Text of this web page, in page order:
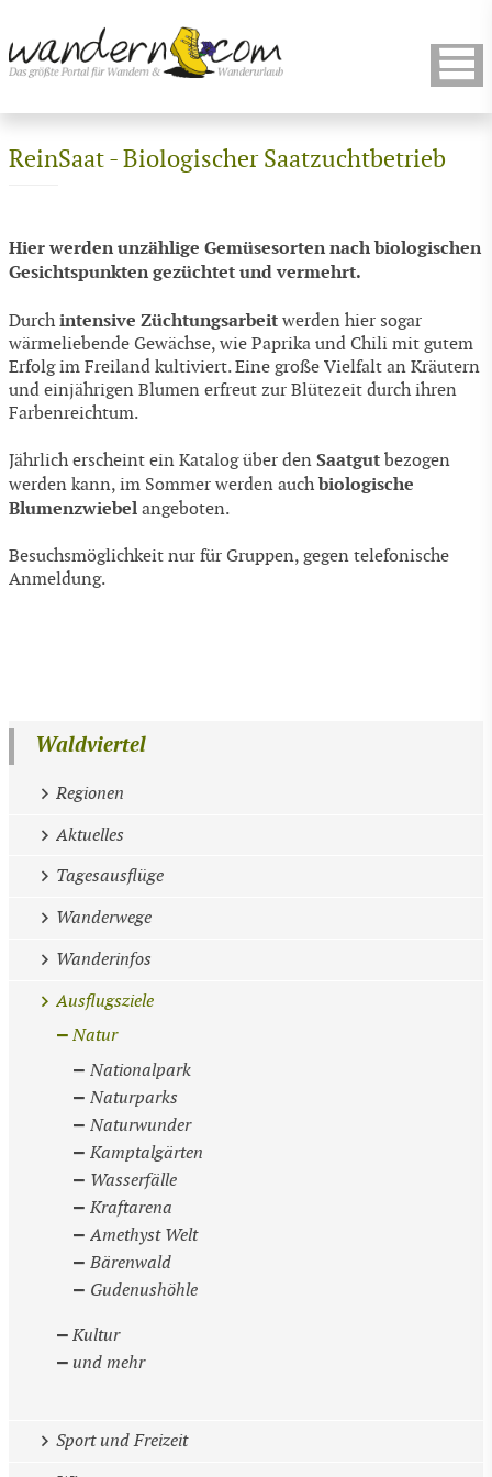
ReinSaat - Biologischer Saatzuchtbetrieb
Hier werden unzählige Gemüsesorten nach biologischen
Gesichtspunkten gezüchtet und vermehrt.
Durchintensive Züchtungsarbeit werden hier sogar
wärmeliebende Gewächse, wie Paprika und Chili mit gutem
Erfolg im Freiland kultiviert. Eine große Vielfalt an Kräutern
und einjährigen Blumen erfreut zur Blütezeit durch ihren
Farbenreichtum.
Jährlich erscheint ein Katalog über den Saatgut bezogen
werden kann, im Sommer werden auchbiologische
Blumenzwiebel angeboten.
Besuchsmöglichkeit nur für Gruppen, gegen telefonische
Anmeldung.
Waldviertel
Regionen
Aktuelles
Tagesausflüge
Wanderwege
Wanderinfos
Ausflugsziele
Natur
Nationalpark
Naturparks
Naturwunder
Kamptalgärten
Wasserfälle
Kraftarena
Amethyst Welt
Bärenwald
Gudenushöhle
Kultur
und mehr
Sport und Freizeit